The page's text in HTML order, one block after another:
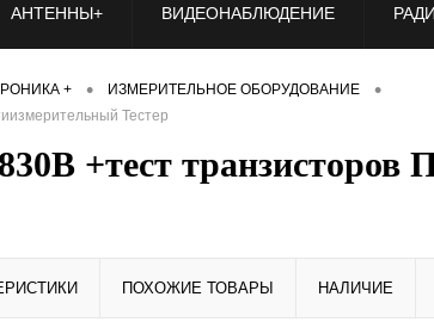
АНТЕННЫ+ ВИДЕОНАБЛЮДЕНИЕ
+ • ИЗМЕРИТЕЛЬНОЕ ОБОРУДОВАНИЕ •
Тестер
+тест транзисторов
ПОХОЖИЕ ТОВАРЫ НАЛИЧИЕ